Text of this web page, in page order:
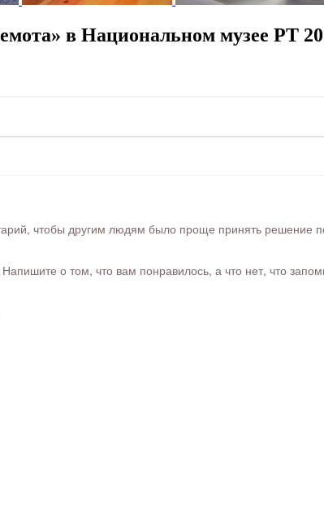
в Национальном музее РТ
чтобы другим людям было проще принять решение
о том, что вам понравилось, а что нет, что